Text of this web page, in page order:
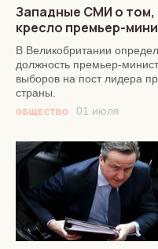
Западные СМИ о том,
кресло премьер-
В Великобритании
должность премьер-
выборов на пост лидера
страны.
ОБЩЕСТВО 01 июля